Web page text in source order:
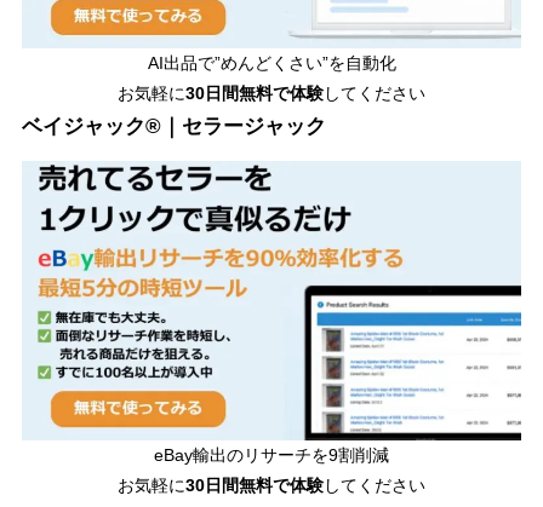
AI出品で”めんどくさい”を自動化
お気軽に30日間無料で体験してください
ベイジャック®｜セラージャック
eBay輸出のリサーチを9割削減
お気軽に30日間無料で体験してください